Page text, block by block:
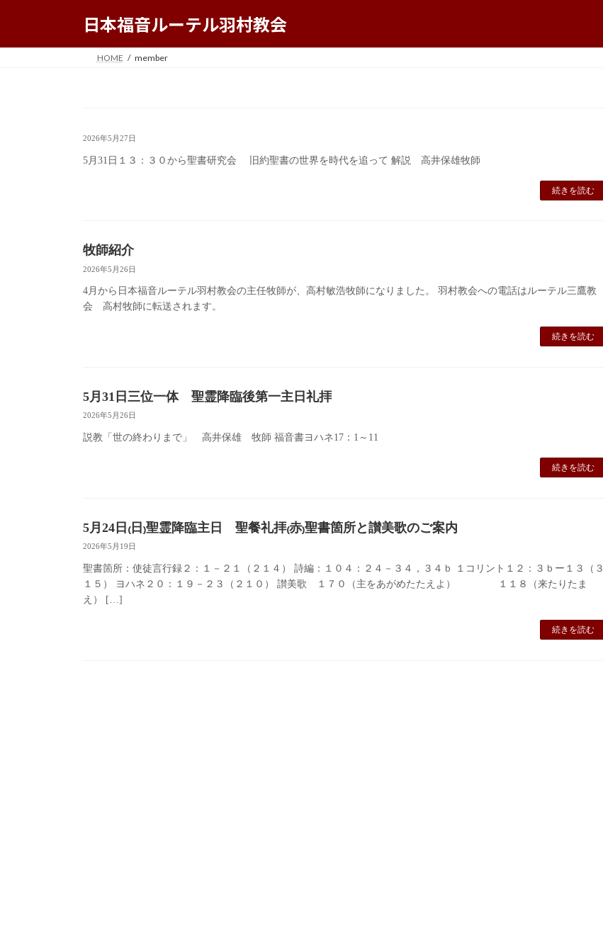
日本福音ルーテル羽村教会
HOME member
2026年5月27日
5月31日１３：３０から聖書研究会 旧約聖書の世界を時代を追って 解説 高井保雄牧師
続きを読む
牧師紹介
2026年5月26日
4月から日本福音ルーテル羽村教会の主任牧師が、高村敏浩牧師になりました。 羽村教会への電話はルーテル三鷹教
会 高村牧師に転送されます。
続きを読む
5月31日三位一体 聖霊降臨後第一主日礼拝
2026年5月26日
説教「世の終わりまで」 高井保雄 牧師 福音書ヨハネ17：1～11
続きを読む
5月24日₍日₎聖霊降臨主日 聖餐礼拝₍赤₎聖書箇所と讃美歌のご案内
2026年5月19日
聖書箇所：使徒言行録２：１－２１（２１４） 詩編：１０４：２４－３４，３４ｂ １コリント１２：３ｂー１３（３
１５） ヨハネ２０：１９－２３（２１０） 讃美歌 １７０（主をあがめたたえよ） １１８（来たりたま
え） […]
続きを読む